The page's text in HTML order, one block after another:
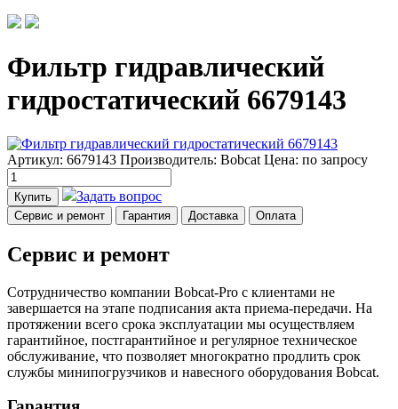
Фильтр гидравлический
гидростатический 6679143
Артикул: 6679143 Производитель: Bobcat Цена: по запросу
Купить Задать вопрос
Сервис и ремонт Гарантия Доставка Оплата
Сервис и ремонт
Сотрудничество компании Bobcat-Pro с клиентами не
завершается на этапе подписания акта приема-передачи. На
протяжении всего срока эксплуатации мы осуществляем
гарантийное, постгарантийное и регулярное техническое
обслуживание, что позволяет многократно продлить срок
службы минипогрузчиков и навесного оборудования Bobcat.